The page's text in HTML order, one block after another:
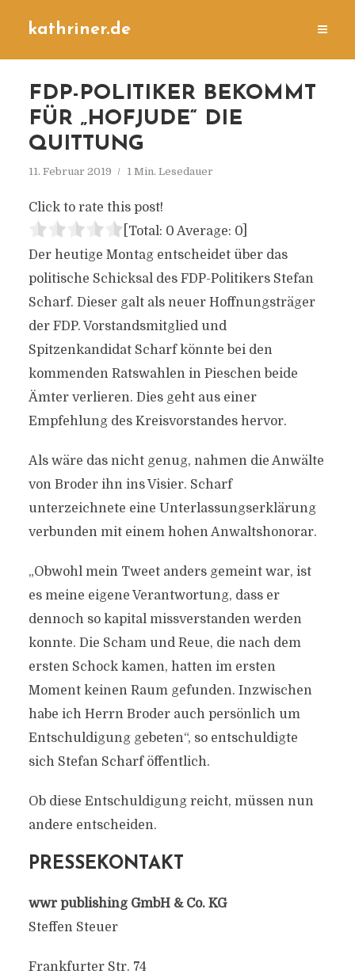
kathriner.de
FDP-POLITIKER BEKOMMT
FÜR „HOFJUDE“ DIE
QUITTUNG
11. Februar 2019 1 Min. Lesedauer
Click to rate this post!
[Total: 0 Average: 0]
Der heutige Montag entscheidet über das
politische Schicksal des FDP-Politikers Stefan
Scharf. Dieser galt als neuer Hoffnungsträger
der FDP. Vorstandsmitglied und
Spitzenkandidat Scharf könnte bei den
kommenden Ratswahlen in Pieschen beide
Ämter verlieren. Dies geht aus einer
Empfehlung des Kreisvorstandes hervor.
Als wäre das nicht genug, nahmen die Anwälte
von Broder ihn ins Visier. Scharf
unterzeichnete eine Unterlassungserklärung
verbunden mit einem hohen Anwaltshonorar.
„Obwohl mein Tweet anders gemeint war, ist
es meine eigene Verantwortung, dass er
dennoch so kapital missverstanden werden
konnte. Die Scham und Reue, die nach dem
ersten Schock kamen, hatten im ersten
Moment keinen Raum gefunden. Inzwischen
habe ich Herrn Broder auch persönlich um
Entschuldigung gebeten“, so entschuldigte
sich Stefan Scharf öffentlich.
Ob diese Entschuldigung reicht, müssen nun
andere entscheiden.
PRESSEKONTAKT
wwr publishing GmbH & Co. KG
Steffen Steuer
Frankfurter Str. 74